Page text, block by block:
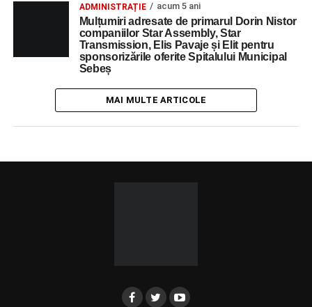
ADMINISTRAȚIE acum 5 ani
Mulțumiri adresate de primarul Dorin Nistor
companiilor Star Assembly, Star
Transmission, Elis Pavaje și Elit pentru
sponsorizările oferite Spitalului Municipal
Sebeș
MAI MULTE ARTICOLE